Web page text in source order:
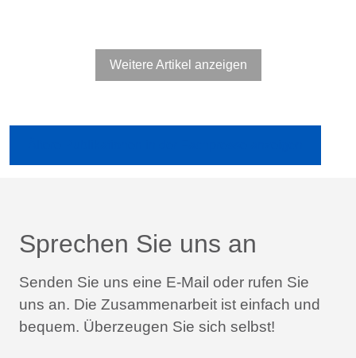
Weitere Artikel anzeigen
Sprechen Sie uns an
Senden Sie uns eine E-Mail oder rufen Sie
uns an. Die Zusammenarbeit ist einfach und
bequem. Überzeugen Sie sich selbst!